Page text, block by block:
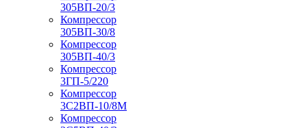
305ВП-20/3
Компрессор
305ВП-30/8
Компрессор
305ВП-40/3
Компрессор
3ГП-5/220
Компрессор
3С2ВП-10/8М
Компрессор